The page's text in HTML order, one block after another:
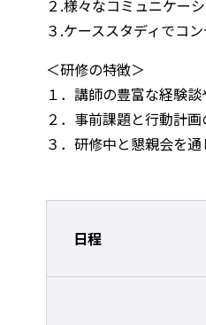
２.様々なコミュニケー
３.ケーススタディでコ
＜研修の特徴＞
１．講師の豊富な経験
２．事前課題と行動計
３．研修中と懇親会を
日程